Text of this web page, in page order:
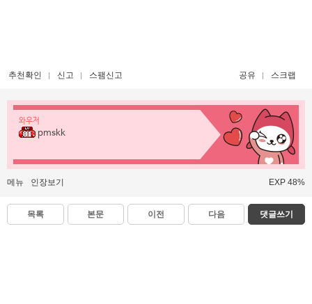
추천확인 신고 스팸신고 공유 스크랩
와우저
pmskk
메뉴 인장보기 EXP 48%
목록 본문 이전 다음 댓글쓰기